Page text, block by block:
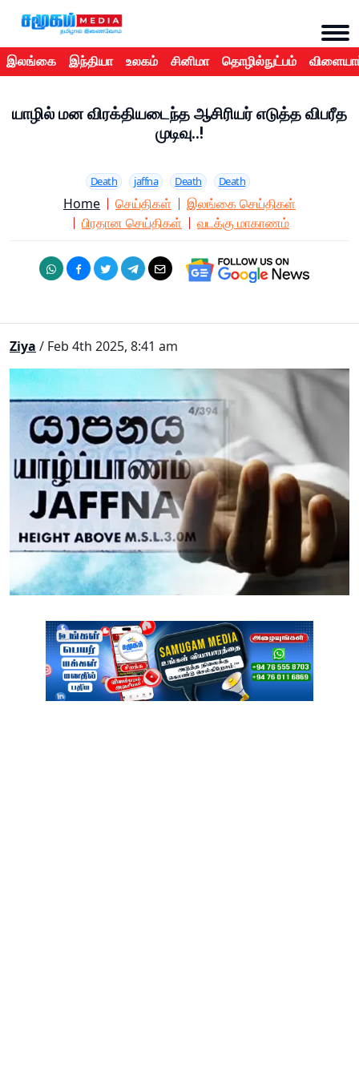
இலங்கை இந்தியா உலகம் சினிமா தொழில்நுட்பம்
யாழில் மன விரக்தியடைந்த ஆசிரியர் எடுத்த விபரீத
முடிவு..!
Death jaffna Death Death
Home செய்திகள்
இலங்கை செய்திகள்
பிரதான செய்திகள்
வடக்கு மாகாணம்
Ziya / Feb 4th 2025, 8:41 am